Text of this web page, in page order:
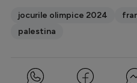
jocurile olimpice 2024
palestina